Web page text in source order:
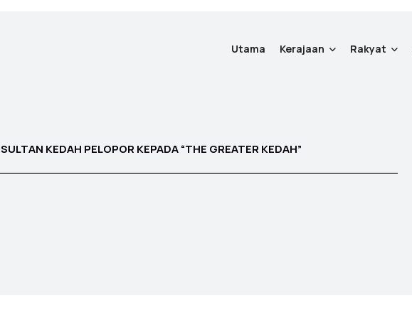
Utama Kerajaan Rakyat
SULTAN KEDAH PELOPOR KEPADA “THE GREATER KEDAH”